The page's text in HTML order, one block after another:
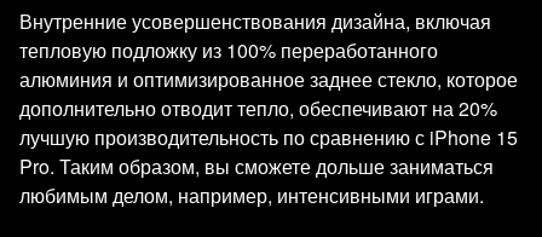
Внутренние усовершенствования дизайна, включая
тепловую подложку из 100% переработанного
алюминия и оптимизированное заднее стекло, которое
дополнительно отводит тепло, обеспечивают на 20%
лучшую производительность по сравнению с iPhone 15
Pro. Таким образом, вы сможете дольше заниматься
любимым делом, например, интенсивными играми.